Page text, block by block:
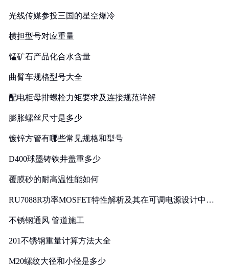
光线传媒参投三国的星空爆冷
横担型号对应重量
锰矿石产品化合水含量
曲臂车规格型号大全
配电柜母排螺栓力矩要求及连接规范详解
膨胀螺丝尺寸是多少
镀锌方管有哪些常见规格和型号
D400球墨铸铁井盖重多少
覆膜砂的耐高温性能如何
RU7088R功率MOSFET特性解析及其在可调电源设计中的
不锈钢通风 管道施工
201不锈钢重量计算方法大全
M20螺纹大径和小径是多少